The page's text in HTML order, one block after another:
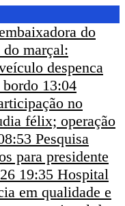
do
do marçal:
despenca
bordo 13:04
no
félix; operação
Pesquisa
para presidente
19:35 Hospital
em qualidade e